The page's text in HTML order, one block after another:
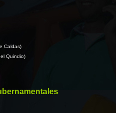
Caldas)
Quindio)